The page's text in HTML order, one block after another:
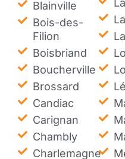
Blainville
Bois-des-
Filion
Boisbriand
Boucherville
Brossard
Candiac
Carignan
Chambly
Charlemagne